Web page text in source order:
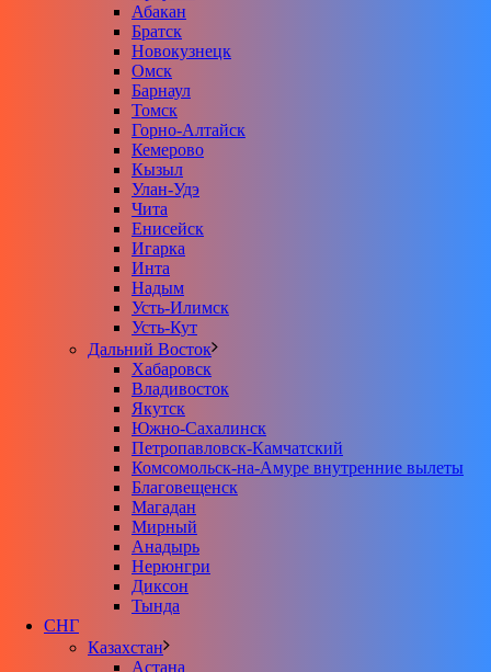
Абакан
Братск
Новокузнецк
Омск
Барнаул
Томск
Горно-Алтайск
Кемерово
Кызыл
Улан-Удэ
Чита
Енисейск
Игарка
Инта
Надым
Усть-Илимск
Усть-Кут
Дальний Восток
Хабаровск
Владивосток
Якутск
Южно-Сахалинск
Петропавловск-Камчатский
Комсомольск-на-Амуре внутренние вылеты
Благовещенск
Магадан
Мирный
Анадырь
Нерюнгри
Диксон
Тында
СНГ
Казахстан
Астана